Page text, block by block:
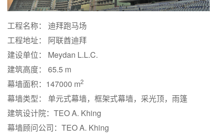
工程名称： 迪拜跑马场
工程地址： 阿联酋迪拜
建设单位： Meydan L.L.C.
建筑高度： 65.5 m
幕墙面积：147000 m2
幕墙类型： 单元式幕墙，框架式幕墙，采光顶，雨篷
建筑设计院：TEO A. Khing
幕墙顾问公司：TEO A. Khing